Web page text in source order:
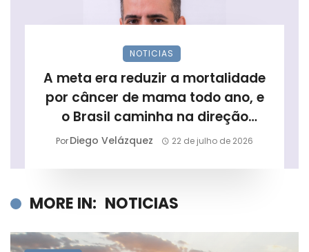
NOTICIAS
A meta era reduzir a mortalidade
por câncer de mama todo ano, e
o Brasil caminha na direção
contrária
PorDiego Velázquez 22 de julho de 2026
MORE IN: NOTICIAS